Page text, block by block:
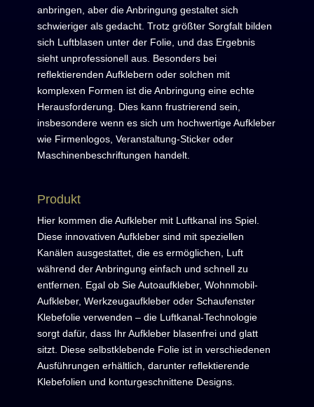
anbringen, aber die Anbringung gestaltet sich
schwieriger als gedacht. Trotz größter Sorgfalt bilden
sich Luftblasen unter der Folie, und das Ergebnis
sieht unprofessionell aus. Besonders bei
reflektierenden Aufklebern oder solchen mit
komplexen Formen ist die Anbringung eine echte
Herausforderung. Dies kann frustrierend sein,
insbesondere wenn es sich um hochwertige Aufkleber
wie Firmenlogos, Veranstaltung-Sticker oder
Maschinenbeschriftungen handelt.
Produkt
Hier kommen die Aufkleber mit Luftkanal ins Spiel.
Diese innovativen Aufkleber sind mit speziellen
Kanälen ausgestattet, die es ermöglichen, Luft
während der Anbringung einfach und schnell zu
entfernen. Egal ob Sie Autoaufkleber, Wohnmobil-
Aufkleber, Werkzeugaufkleber oder Schaufenster
Klebefolie verwenden – die Luftkanal-Technologie
sorgt dafür, dass Ihr Aufkleber blasenfrei und glatt
sitzt. Diese selbstklebende Folie ist in verschiedenen
Ausführungen erhältlich, darunter reflektierende
Klebefolien und konturgeschnittene Designs.